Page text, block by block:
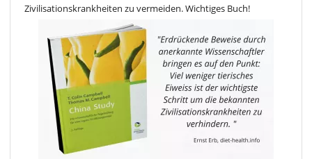
Zivilisationskrankheiten zu vermeiden. Wichtiges Buch!